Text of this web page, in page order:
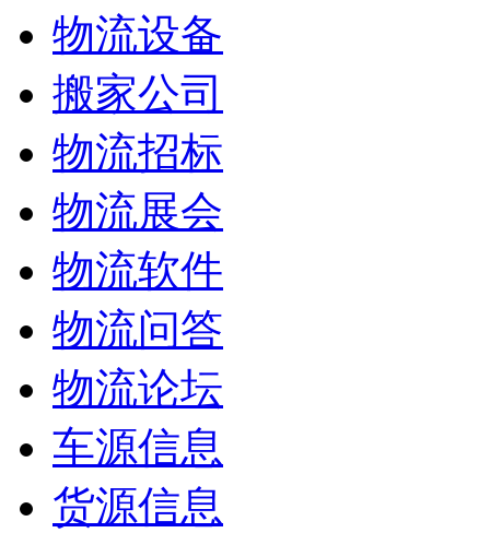
物流设备
搬家公司
物流招标
物流展会
物流软件
物流问答
物流论坛
车源信息
货源信息